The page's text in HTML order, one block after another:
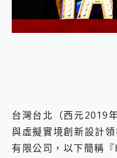
台灣台北（西元2019
與虛擬實境創新設計
有限公司，以下簡稱